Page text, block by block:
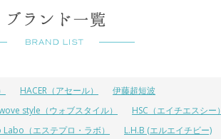
HACER（アセール）
伊藤超短波
style（ウォブスタイル）
HSC（エイチエスシー）
Labo（エステプロ・ラボ）
L.H.B (エルエイチビー)